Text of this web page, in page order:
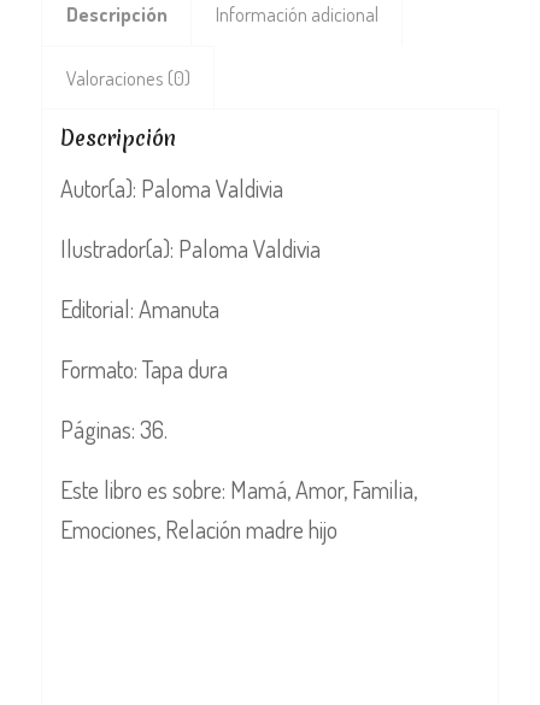
Descripción Información adicional
Valoraciones (0)
Descripción
Autor(a): Paloma Valdivia
Ilustrador(a): Paloma Valdivia
Editorial: Amanuta
Formato: Tapa dura
Páginas: 36.
Este libro es sobre: Mamá, Amor, Familia,
Emociones, Relación madre hijo